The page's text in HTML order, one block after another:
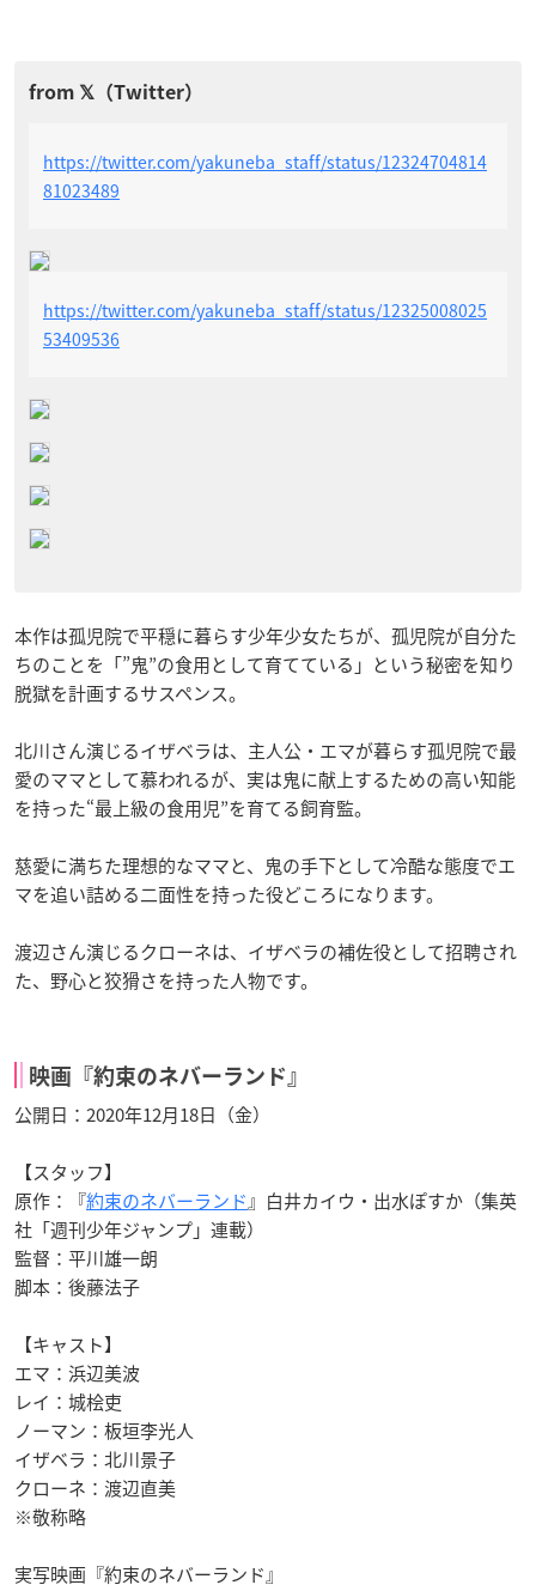
https://twitter.com/yakuneba_staff/status/12324704814
81023489
https://twitter.com/yakuneba_staff/status/12325008025
53409536
本作は孤児院で平穏に暮らす少年少女たちが、孤児院が自分た
ちのことを「”鬼”の食用として育てている」という秘密を知り
脱獄を計画するサスペンス。
北川さん演じるイザベラは、主人公・エマが暮らす孤児院で最
愛のママとして慕われるが、実は鬼に献上するための高い知能
を持った“最上級の食用児”を育てる飼育監。
慈愛に満ちた理想的なママと、鬼の手下として冷酷な態度でエ
マを追い詰める二面性を持った役どころになります。
渡辺さん演じるクローネは、イザベラの補佐役として招聘され
た、野心と狡猾さを持った人物です。
映画『約束のネバーランド』
公開日：2020年12月18日（金）
【スタッフ】
原作：『約束のネバーランド』白井カイウ・出水ぽすか（集英
社「週刊少年ジャンプ」連載）
監督：平川雄一朗
脚本：後藤法子
【キャスト】
エマ：浜辺美波
レイ：城桧吏
ノーマン：板垣李光人
イザベラ：北川景子
クローネ：渡辺直美
※敬称略
実写映画『約束のネバーランド』